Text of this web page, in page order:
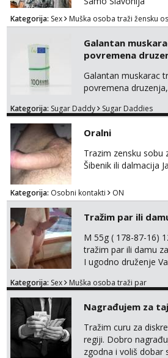
Kategorija: Sex Muška osoba traži žensku
Galantan
povremena
Galantan muskarac
povremena
Kategorija: Sugar Daddy Sugar Daddies
Oralni
Trazim zensku sobu
Šibenik ili dalmacija
Kategorija: Osobni kontakti ON
Tražim par ili
M 55g ( 178-87-16)
tražim par ili damu
I ugodno druženje
plaži na noćno
Kategorija: Sex Muška osoba traži par
Nagrađujem za
Tražim curu za
regiji. Dobro
zgodna i voliš dobar